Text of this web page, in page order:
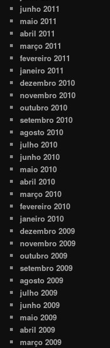
junho 2011
maio 2011
abril 2011
março 2011
fevereiro 2011
janeiro 2011
dezembro 2010
novembro 2010
outubro 2010
setembro 2010
agosto 2010
julho 2010
junho 2010
maio 2010
abril 2010
março 2010
fevereiro 2010
janeiro 2010
dezembro 2009
novembro 2009
outubro 2009
setembro 2009
agosto 2009
julho 2009
junho 2009
maio 2009
abril 2009
março 2009